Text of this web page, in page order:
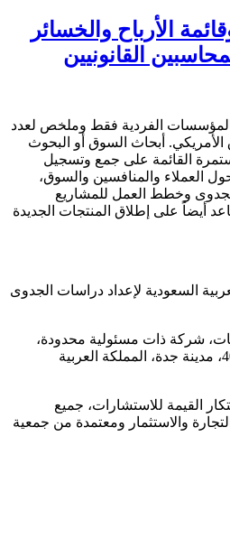
الأرباح والخسائر
القانونيين
الفردية فقط وملخص لعدد
الأمريكي. أبحاث السوق أو البحوث
القائمة على جمع وتسجيل
العملاء والمنافسين والسوق،
وخطط العمل للمشاريع
أيضاً على إطلاق المنتجات الجديدة
السعودية لإعداد دراسات الجدوى
شركة ذات مسئولية محدودة،
سجل تجاري رقم 4030429083، مدينة جدة، المملكة العربية
القيمة للاستشارات، جميع
والاستثمار ومعتمدة من جمعية